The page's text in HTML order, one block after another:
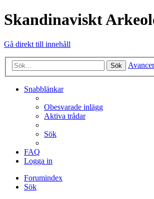
Skandinaviskt
Gå direkt till innehåll
Sök
Snabblänkar
Obesvarade inlägg
Aktiva trådar
Sök
FAQ
Logga in
Forumindex
Sök